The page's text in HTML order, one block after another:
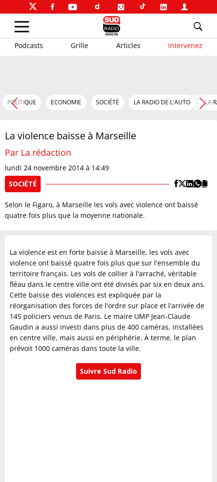
Podcasts Grille Articles Intervenez
POLITIQUE ECONOMIE SOCIÉTÉ LA RADIO DE L'AUTO LA
La violence baisse à Marseille
Par La rédaction
lundi 24 novembre 2014 à 14:49
SOCIÉTÉ
Selon le Figaro, à Marseille les vols avec violence ont baissé
quatre fois plus que la moyenne nationale.
La violence est en forte baisse à Marseille, les vols avec
violence ont baissé quatre fois plus que sur l'ensemble du
territoire français. Les vols de collier à l'arraché, véritable
fléau dans le centre ville ont été divisés par six en deux ans.
Cette baisse des violences est expliquée par la
réorganisation des forces de l'ordre sur place et l'arrivée de
145 policiers venus de Paris. Le maire UMP Jean-Claude
Gaudin a aussi investi dans plus de 400 caméras, installées
en centre ville, mais aussi en périphérie. À terme, le plan
prévoit 1000 caméras dans toute la ville.
Suivre Sud Radio